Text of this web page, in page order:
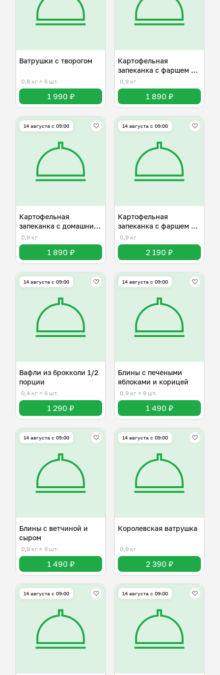
Ватрушки с творогом
0,8 кг ≈ 6 шт.
1 990 ₽
Картофельная
запеканка с фаршем из
индейки
0,9 кг
1 890 ₽
14 августа с 09:00
Картофельная
запеканка с домашним
фаршем
0,9 кг
1 890 ₽
14 августа с 09:00
Картофельная
запеканка с фаршем из
говядины
0,9 кг
2 190 ₽
14 августа с 09:00
Вафли из брокколи 1/2
порции
0,4 кг ≈ 6 шт.
1 290 ₽
14 августа с 09:00
Блины с печеными
яблоками и корицей
0,9 кг ≈ 9 шт.
1 490 ₽
14 августа с 09:00
Блины с ветчиной и
сыром
0,9 кг ≈ 9 шт.
1 490 ₽
14 августа с 09:00
Королевская ватрушка
0,9 кг
2 390 ₽
14 августа с 09:00 14 августа с 09:00